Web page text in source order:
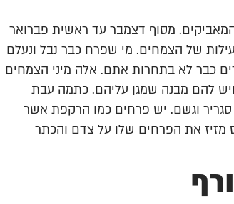
מסוף דצמבר עד ראשית פברואר
של הצמחים. מי שפרח כבר נבל ונעלם
כבר לא בתחרות אתם. אלה מיני הצמחים
להם מבנה שמגן עליהם. כתמה עבת
וגשם. יש פרחים כמו הרקפת אשר
מזיז את הפרחים שלו על צדם והכתר